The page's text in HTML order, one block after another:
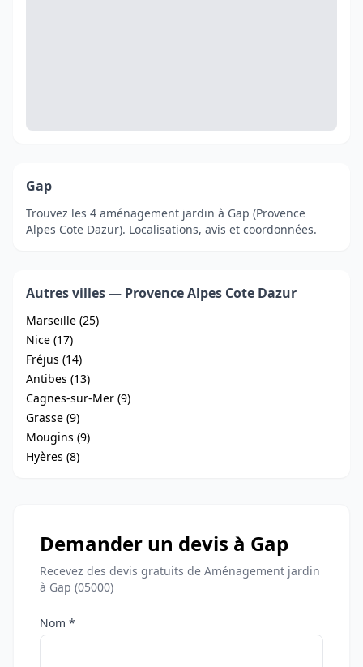
Gap
Trouvez les 4 aménagement jardin à Gap (Provence
Alpes Cote Dazur). Localisations, avis et coordonnées.
Autres villes — Provence Alpes Cote Dazur
Marseille (25)
Nice (17)
Fréjus (14)
Antibes (13)
Cagnes-sur-Mer (9)
Grasse (9)
Mougins (9)
Hyères (8)
Demander un devis à Gap
Recevez des devis gratuits de Aménagement jardin
à Gap (05000)
Nom *